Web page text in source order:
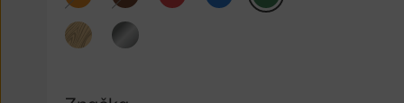
světlé
dřevo
stříbrná